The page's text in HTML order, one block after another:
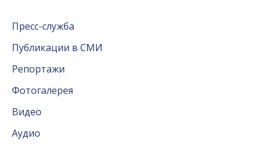
Пресс-служба
Публикации в СМИ
Репортажи
Фотогалерея
Видео
Аудио